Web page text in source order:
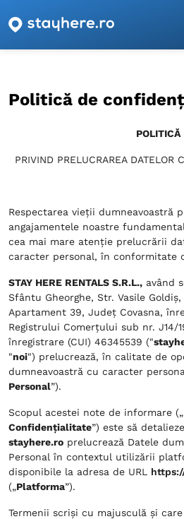
Politică de
POLITICĂ
PRIVIND PRELUCRAREA DATELOR
Respectarea vieții dumneavoastră
angajamentele noastre
cea mai mare atenție prelucrării
caracter personal, în conformitate
STAY HERE RENTALS S.R.L., având
Sfântu Gheorghe, Str. Vasile Goldiş,
Apartament 39, Județ Covasna,
Registrului Comerțului sub nr. J14/
înregistrare (CUI) 46345539 ("
"noi") prelucrează, în calitate de
dumneavoastră cu caracter
Personal”).
Scopul acestei note de informare („
Confidențialitate”) este să
stayhere.ro prelucrează Datele
Personal în contextul utilizării
disponibile la adresa de URL
(„Platforma”).
Termenii scriși cu majusculă și